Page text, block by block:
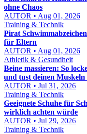
ohne Chaos
AUTOR • Aug 01, 2026
Training & Technik
Pirat
für Eltern
AUTOR • Aug 01, 2026
Athletik & Gesundheit
Beine massieren: So
und tust deinen Muskeln
AUTOR • Jul 31, 2026
Training & Technik
Geeignete Schuhe für
wirklich achten würde
AUTOR • Jul 29, 2026
Training & Technik